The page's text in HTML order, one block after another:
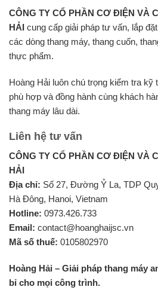
CÔNG TY CỔ PHẦN CƠ ĐIỆN VÀ
HẢI cung cấp giải pháp tư vấn, lắp
các dòng thang máy, thang cuốn,
thực phẩm.
Hoàng Hải luôn chú trọng kiểm tra
phù hợp và đồng hành cùng khách
thang máy lâu dài.
Liên hệ tư vấn
CÔNG TY CỔ PHẦN CƠ ĐIỆN VÀ
HẢI
Địa chỉ: Số 27, Đường Ỷ La, TDP
Hà Đông, Hanoi, Vietnam
Hotline: 0973.426.733
Email: contact@hoanghaijsc.vn
Mã số thuế: 0105802970
Hoàng Hải – Giải pháp thang máy
bỉ cho mọi công trình.